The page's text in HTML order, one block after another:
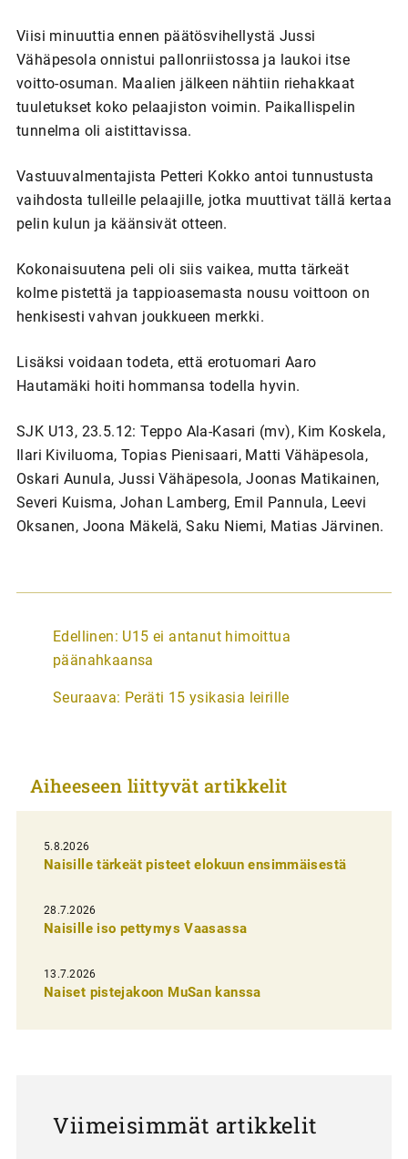
Viisi minuuttia ennen päätösvihellystä Jussi
Vähäpesola onnistui pallonriistossa ja laukoi itse
voitto-osuman. Maalien jälkeen nähtiin riehakkaat
tuuletukset koko pelaajiston voimin. Paikallispelin
tunnelma oli aistittavissa.
Vastuuvalmentajista Petteri Kokko antoi tunnustusta
vaihdosta tulleille pelaajille, jotka muuttivat tällä kertaa
pelin kulun ja käänsivät otteen.
Kokonaisuutena peli oli siis vaikea, mutta tärkeät
kolme pistettä ja tappioasemasta nousu voittoon on
henkisesti vahvan joukkueen merkki.
Lisäksi voidaan todeta, että erotuomari Aaro
Hautamäki hoiti hommansa todella hyvin.
SJK U13, 23.5.12: Teppo Ala-Kasari (mv), Kim Koskela,
Ilari Kiviluoma, Topias Pienisaari, Matti Vähäpesola,
Oskari Aunula, Jussi Vähäpesola, Joonas Matikainen,
Severi Kuisma, Johan Lamberg, Emil Pannula, Leevi
Oksanen, Joona Mäkelä, Saku Niemi, Matias Järvinen.
A
r
i
e
i
e
n
s
e
l
Edellinen: U15 ei antanut himoittua
päänahkaansa
Seuraava: Peräti 15 ysikasia leirille
Aiheeseen liittyvät artikkelit
5.8.2026
Naisille tärkeät pisteet elokuun ensimmäisestä
28.7.2026
Naisille iso pettymys Vaasassa
13.7.2026
Naiset pistejakoon MuSan kanssa
Viimeisimmät artikkelit